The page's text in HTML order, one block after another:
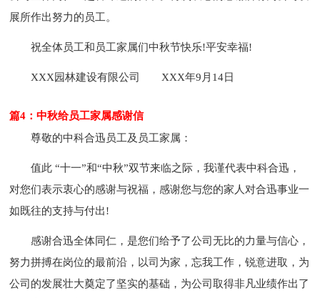
展所作出努力的员工。
祝全体员工和员工家属们中秋节快乐!平安幸福!
XXX园林建设有限公司 XXX年9月14日
篇4：中秋给员工家属感谢信
尊敬的中科合迅员工及员工家属：
值此 “十一”和“中秋”双节来临之际，我谨代表中科合迅，
对您们表示衷心的感谢与祝福，感谢您与您的家人对合迅事业一
如既往的支持与付出!
感谢合迅全体同仁，是您们给予了公司无比的力量与信心，
努力拼搏在岗位的最前沿，以司为家，忘我工作，锐意进取，为
公司的发展壮大奠定了坚实的基础，为公司取得非凡业绩作出了